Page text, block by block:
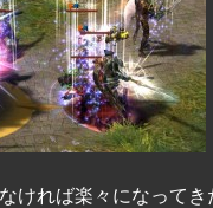
ければ楽々になってき